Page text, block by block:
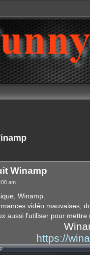
Winamp
am
Winamp.
vidéo mauvaises,
aussi l'utiliser pour
https://